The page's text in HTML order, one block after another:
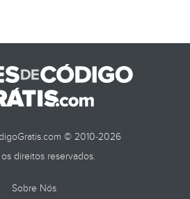
© 2010-2026
direitos reservados.
Sobre Nós